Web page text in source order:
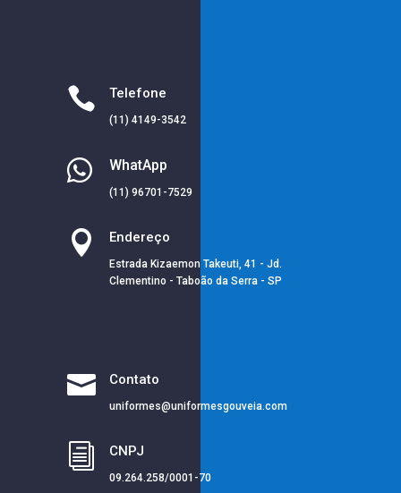
 Telefone
(11) 4149-3542
 WhatApp
(11) 96701-7529
 Endereço
Estrada Kizaemon Takeuti, 41 - Jd.
Clementino - Taboão da Serra - SP
 Contato
uniformes@uniformesgouveia.com
i CNPJ
09.264.258/0001-70